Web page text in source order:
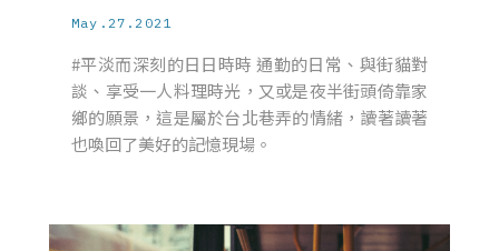
May.27.2021
#平淡而深刻的日日時時 通勤的日常、與街貓對
談、享受一人料理時光，又或是夜半街頭倚靠家
鄉的願景，這是屬於台北巷弄的情緒，讀著讀著
也喚回了美好的記憶現場。